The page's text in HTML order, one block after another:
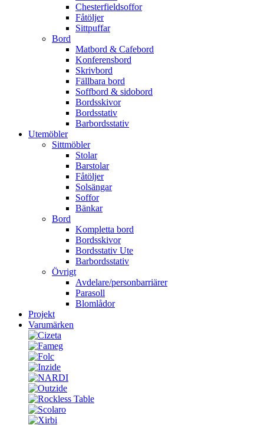
Chesterfieldsoffor
Fåtöljer
Sittpuffar
Bord
Matbord & Cafebord
Konferensbord
Skrivbord
Fällbara bord
Soffbord & sidobord
Bordsskivor
Bordsstativ
Barbordsstativ
Utemöbler
Sittmöbler
Stolar
Barstolar
Fåtöljer
Solsängar
Soffor
Bänkar
Bord
Kompletta bord
Bordsskivor
Bordsstativ Ute
Barbordsstativ
Övrigt
Avdelare/personbarriärer
Parasoll
Blomlådor
Projekt
Varumärken